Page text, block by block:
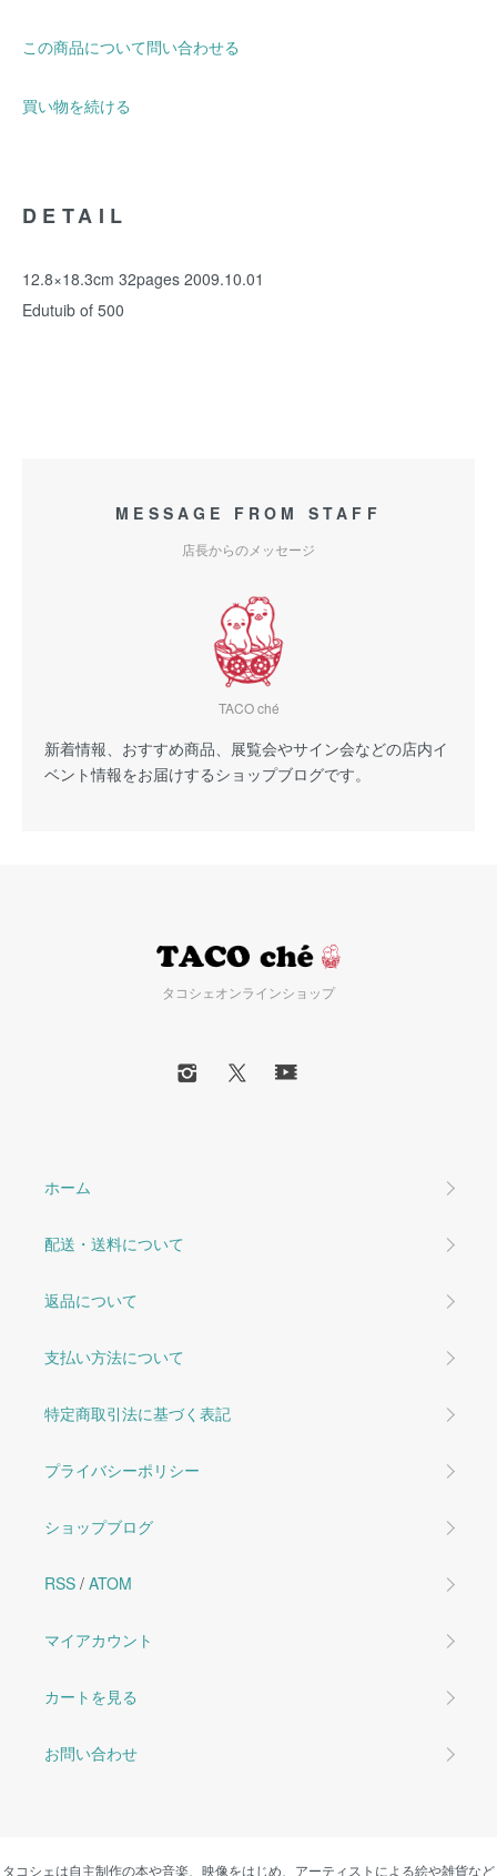
この商品について問い合わせる
買い物を続ける
DETAIL
12.8×18.3cm 32pages 2009.10.01
Edutuib of 500
MESSAGE FROM STAFF
店長からのメッセージ
TACO ché
新着情報、おすすめ商品、展覧会やサイン会などの店内イ
ベント情報をお届けするショップブログです。
タコシェオンラインショップ
ホーム
配送・送料について
返品について
支払い方法について
特定商取引法に基づく表記
プライバシーポリシー
ショップブログ
RSS / ATOM
マイアカウント
カートを見る
お問い合わせ
タコシェは自主制作の本や音楽、映像をはじめ、アーティストによる絵や雑貨など